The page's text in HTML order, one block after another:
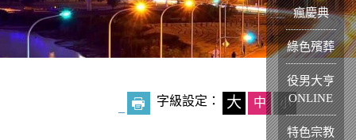
字級設定： 大 中 小
瘋慶典
綠色殯葬
役男大亨
ONLINE
特色宗教